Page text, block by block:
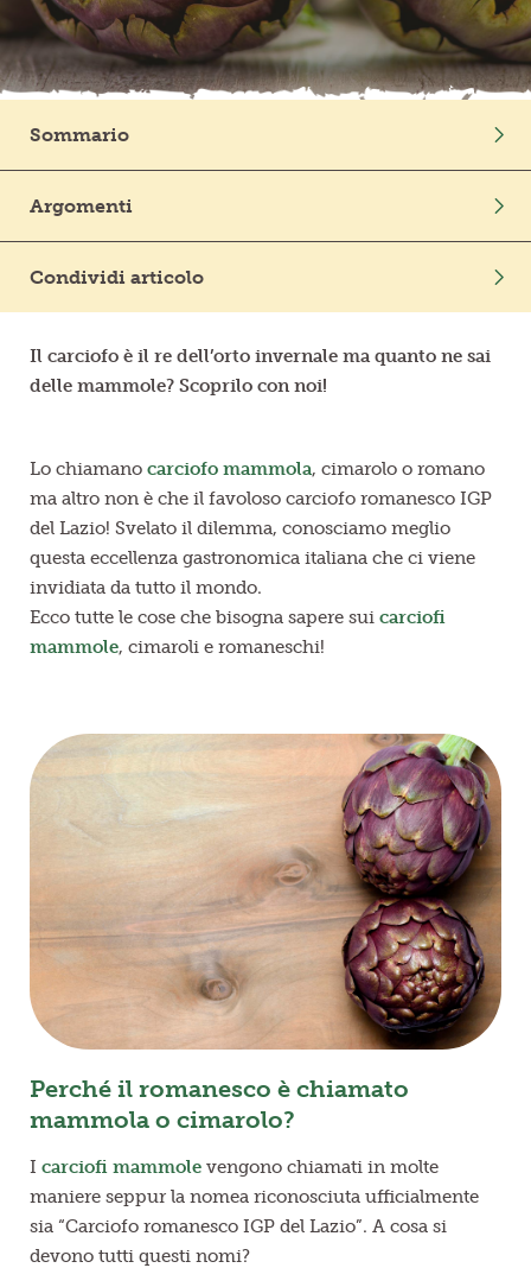
Frutta in pezzi
Polpe di frutta
Prodotti freschi
Sommario
Perché il romanesco è chiamato mammola o
cimarolo?
Dall’antico Egitto a oggi, tutti amano i carciofi!
Argomenti
Condividi articolo
Il carciofo è il re dell’orto invernale ma quanto ne sai
delle mammole? Scoprilo con noi!
Lo chiamano carciofo mammola, cimarolo o romano
ma altro non è che il favoloso carciofo romanesco IGP
del Lazio! Svelato il dilemma, conosciamo meglio
questa eccellenza gastronomica italiana che ci viene
invidiata da tutto il mondo.
Ecco tutte le cose che bisogna sapere sui carciofi
mammole, cimaroli e romaneschi!
Perché il romanesco è chiamato
mammola o cimarolo?
I carciofi mammole vengono chiamati in molte
maniere seppur la nomea riconosciuta ufficialmente
sia “Carciofo romanesco IGP del Lazio”. A cosa si
devono tutti questi nomi?